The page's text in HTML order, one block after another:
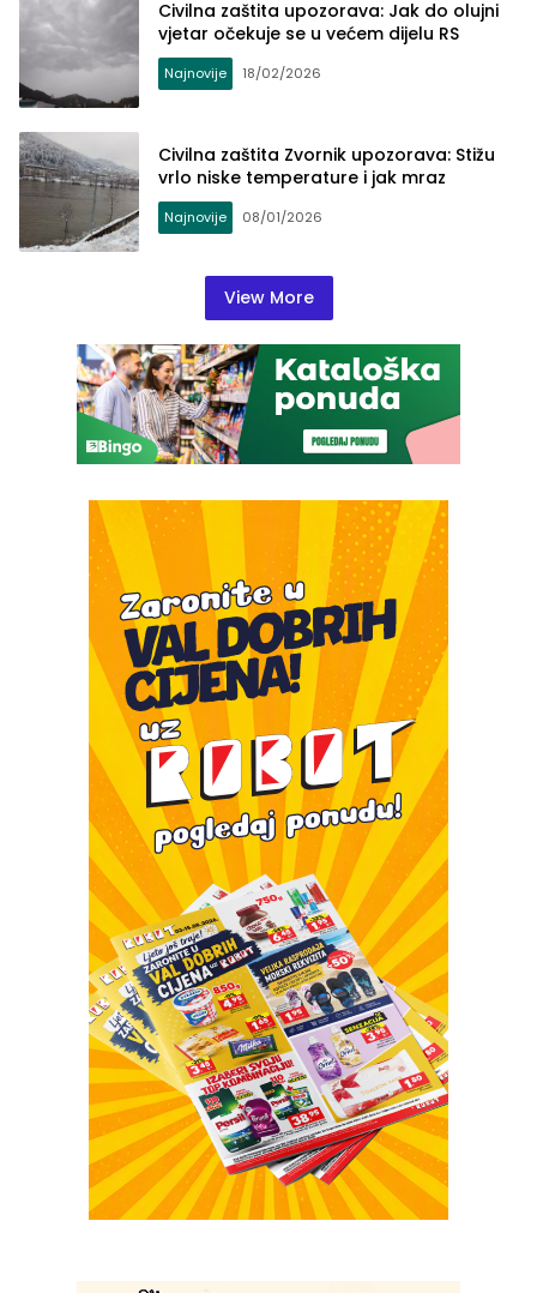
Civilna zaštita upozorava: Jak do olujni
vjetar očekuje se u većem dijelu RS
Najnovije 18/02/2026
Civilna zaštita Zvornik upozorava: Stižu
vrlo niske temperature i jak mraz
Najnovije 08/01/2026
View More